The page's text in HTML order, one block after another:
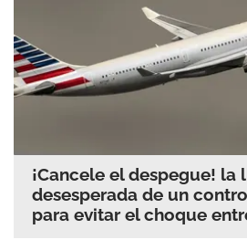
¡Cancele el despegue! la
desesperada de un
para evitar el choque